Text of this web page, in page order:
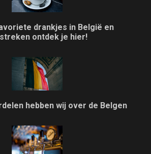
drankjes in België en
ontdek je hier!
hebben wij over de Belgen